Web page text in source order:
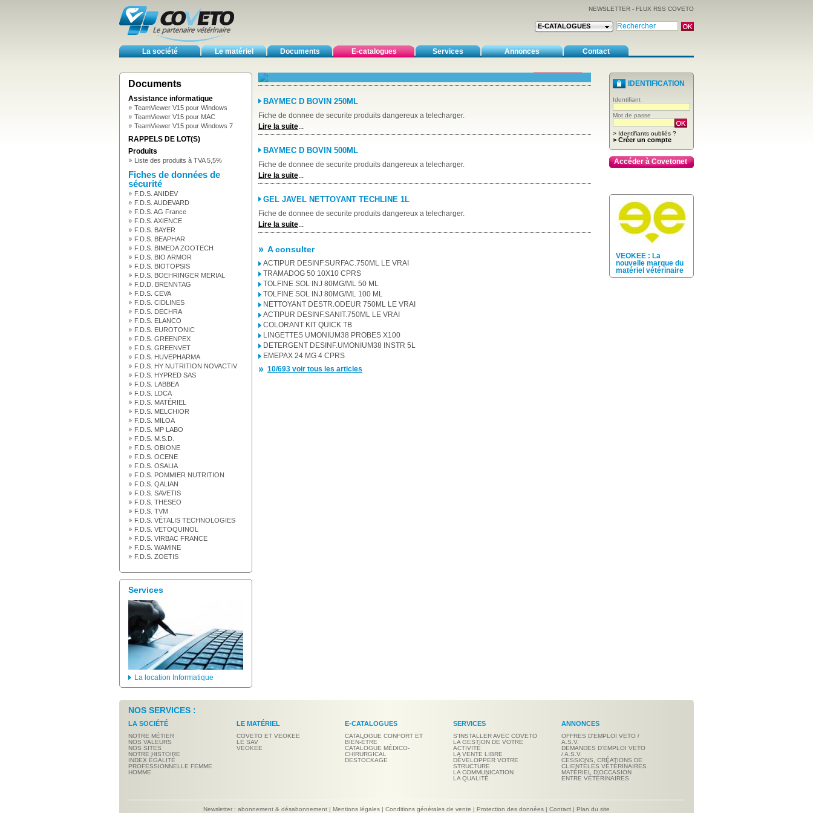
NEWSLETTER - FLUX RSS COVETO
E-CATALOGUES
La société Le matériel Documents E-catalogues Services Annonces Contact
Documents
Assistance informatique
TeamViewer V15 pour Windows
TeamViewer V15 pour MAC
TeamViewer V15 pour Windows 7
RAPPELS DE LOT(S)
Produits
Liste des produits à TVA 5,5%
Fiches de données de
sécurité
F.D.S. ANIDEV
F.D.S. AUDEVARD
F.D.S. AG France
F.D.S. AXIENCE
F.D.S. BAYER
F.D.S. BEAPHAR
F.D.S. BIMEDA ZOOTECH
F.D.S. BIO ARMOR
F.D.S. BIOTOPSIS
F.D.S. BOEHRINGER MERIAL
F.D.D. BRENNTAG
F.D.S. CEVA
F.D.S. CIDLINES
F.D.S. DECHRA
F.D.S. ELANCO
F.D.S. EUROTONIC
F.D.S. GREENPEX
F.D.S. GREENVET
F.D.S. HUVEPHARMA
F.D.S. HY NUTRITION NOVACTIV
F.D.S. HYPRED SAS
F.D.S. LABBEA
F.D.S. LDCA
F.D.S. MATÉRIEL
F.D.S. MELCHIOR
F.D.S. MILOA
F.D.S. MP LABO
F.D.S. M.S.D.
F.D.S. OBIONE
F.D.S. OCENE
F.D.S. OSALIA
F.D.S. POMMIER NUTRITION
F.D.S. QALIAN
F.D.S. SAVETIS
F.D.S. THESEO
F.D.S. TVM
F.D.S. VÉTALIS TECHNOLOGIES
F.D.S. VETOQUINOL
F.D.S. VIRBAC FRANCE
F.D.S. WAMINE
F.D.S. ZOETIS
Services
La location Informatique
BAYMEC D BOVIN 250ML
Fiche de donnee de securite produits dangereux a telecharger.
Lire la suite...
BAYMEC D BOVIN 500ML
Fiche de donnee de securite produits dangereux a telecharger.
Lire la suite...
GEL JAVEL NETTOYANT TECHLINE 1L
Fiche de donnee de securite produits dangereux a telecharger.
Lire la suite...
A consulter
ACTIPUR DESINF.SURFAC.750ML LE VRAI
TRAMADOG 50 10X10 CPRS
TOLFINE SOL INJ 80MG/ML 50 ML
TOLFINE SOL INJ 80MG/ML 100 ML
NETTOYANT DESTR.ODEUR 750ML LE VRAI
ACTIPUR DESINF.SANIT.750ML LE VRAI
COLORANT KIT QUICK TB
LINGETTES UMONIUM38 PROBES X100
DETERGENT DESINF.UMONIUM38 INSTR 5L
EMEPAX 24 MG 4 CPRS
10/693 voir tous les articles
IDENTIFICATION
Identifiant
Mot de passe
> Identifiants oubliés ?
> Créer un compte
Accéder à Covetonet
VEOKEE : La
nouvelle marque du
matériel vétérinaire
NOS SERVICES :
LA SOCIÉTÉ
NOTRE MÉTIER
NOS VALEURS
NOS SITES
NOTRE HISTOIRE
INDEX ÉGALITÉ
PROFESSIONNELLE FEMME
HOMME
LE MATÉRIEL
COVETO ET VEOKEE
LE SAV
VEOKEE
E-CATALOGUES
CATALOGUE CONFORT ET
BIEN-ÊTRE
CATALOGUE MÉDICO-
CHIRURGICAL
DESTOCKAGE
SERVICES
S'INSTALLER AVEC COVETO
LA GESTION DE VOTRE
ACTIVITÉ
LA VENTE LIBRE
DÉVELOPPER VOTRE
STRUCTURE
LA COMMUNICATION
LA QUALITÉ
ANNONCES
OFFRES D'EMPLOI VETO /
A.S.V.
DEMANDES D'EMPLOI VETO
/ A.S.V.
CESSIONS, CRÉATIONS DE
CLIENTÈLES VÉTÉRINAIRES
MATÉRIEL D'OCCASION
ENTRE VÉTÉRINAIRES
Newsletter : abonnement & désabonnement | Mentions légales | Conditions générales de vente | Protection des données | Contact | Plan du site